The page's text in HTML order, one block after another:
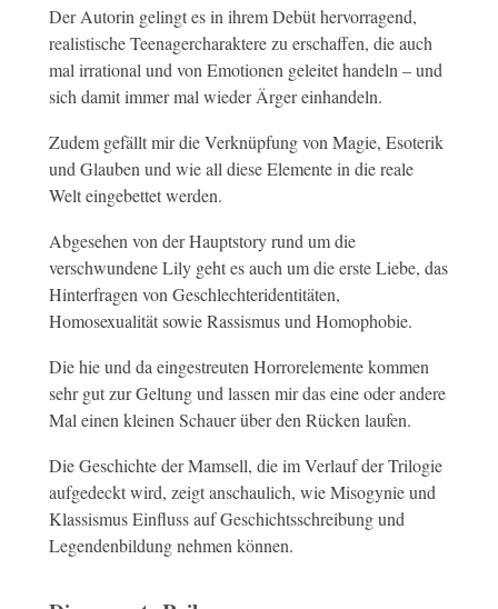
Der Autorin gelingt es in ihrem Debüt hervorragend,
realistische Teenagercharaktere zu erschaffen, die auch
mal irrational und von Emotionen geleitet handeln – und
sich damit immer mal wieder Ärger einhandeln.
Zudem gefällt mir die Verknüpfung von Magie, Esoterik
und Glauben und wie all diese Elemente in die reale
Welt eingebettet werden.
Abgesehen von der Hauptstory rund um die
verschwundene Lily geht es auch um die erste Liebe, das
Hinterfragen von Geschlechteridentitäten,
Homosexualität sowie Rassismus und Homophobie.
Die hie und da eingestreuten Horrorelemente kommen
sehr gut zur Geltung und lassen mir das eine oder andere
Mal einen kleinen Schauer über den Rücken laufen.
Die Geschichte der Mamsell, die im Verlauf der Trilogie
aufgedeckt wird, zeigt anschaulich, wie Misogynie und
Klassismus Einfluss auf Geschichtsschreibung und
Legendenbildung nehmen können.